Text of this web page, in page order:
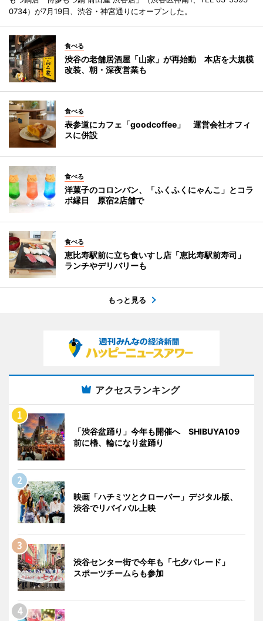
0734）が7月19日、渋谷・神宮通りにオープンした。
食べる
渋谷の老舗居酒屋「山家」が再始動 本店を大規模
改装、朝・深夜営業も
食べる
表参道にカフェ「goodcoffee」 運営会社オフィ
スに併設
食べる
洋菓子のコロンバン、「ふくふくにゃんこ」とコラ
ボ縁日 原宿2店舗で
食べる
恵比寿駅前に立ち食いすし店「恵比寿駅前寿司」
ランチやデリバリーも
もっと見る
アクセスランキング
「渋谷盆踊り」今年も開催へ SHIBUYA109
前に櫓、輪になり盆踊り
映画「ハチミツとクローバー」デジタル版、
渋谷でリバイバル上映
渋谷センター街で今年も「七夕パレード」
スポーツチームらも参加